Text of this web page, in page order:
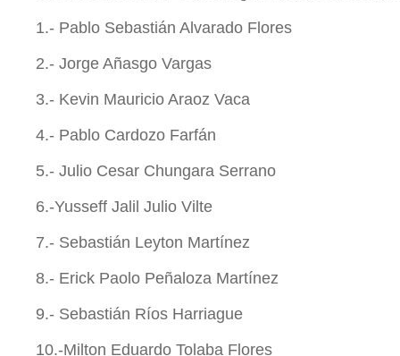
1.- Pablo Sebastián Alvarado Flores
2.- Jorge Añasgo Vargas
3.- Kevin Mauricio Araoz Vaca
4.- Pablo Cardozo Farfán
5.- Julio Cesar Chungara Serrano
6.-Yusseff Jalil Julio Vilte
7.- Sebastián Leyton Martínez
8.- Erick Paolo Peñaloza Martínez
9.- Sebastián Ríos Harriague
10.-Milton Eduardo Tolaba Flores